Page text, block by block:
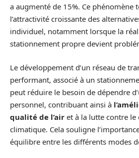
a augmenté de 15%. Ce phénomène
l’attractivité croissante des
individuel, notamment lorsque la
stationnement propre devient
Le développement d’un réseau de
performant, associé à un
peut réduire le besoin de dépendre
personnel, contribuant ainsi à
qualité de l’air et à la lutte contre le
climatique. Cela souligne
équilibre entre les différents modes